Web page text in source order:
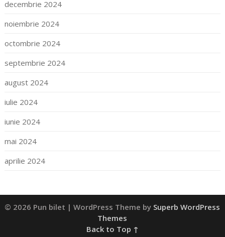
decembrie 2024
noiembrie 2024
octombrie 2024
septembrie 2024
august 2024
iulie 2024
iunie 2024
mai 2024
aprilie 2024
© 2026 Pun bilet | WordPress Theme by Superb WordPress
Themes
Back to Top ↑